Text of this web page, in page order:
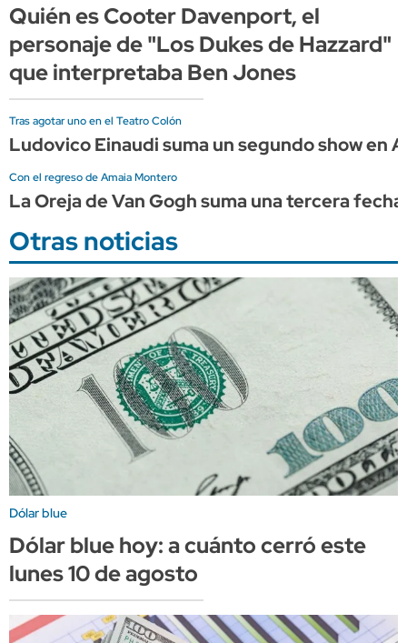
Quién es Cooter Davenport, el
personaje de "Los Dukes de Hazzard"
que interpretaba Ben Jones
Tras agotar uno en el Teatro Colón
Ludovico Einaudi suma un segundo show en
Con el regreso de Amaia Montero
La Oreja de Van Gogh suma una tercera
Otras noticias
Dólar blue
Dólar blue hoy: a cuánto cerró este
lunes 10 de agosto